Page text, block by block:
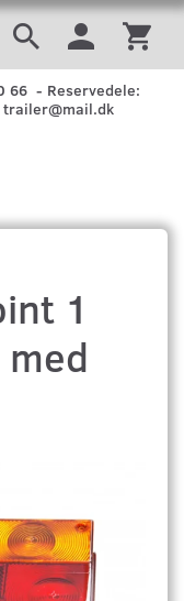
66 - Reservedele:
1